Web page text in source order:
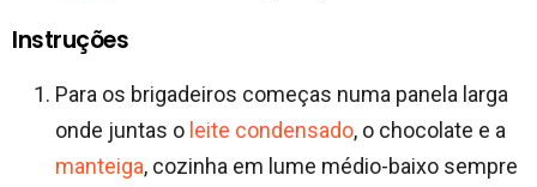
Instruções
Para os brigadeiros começas numa panela larga
onde juntas o leite condensado, o chocolate e a
manteiga, cozinha em lume médio-baixo sempre